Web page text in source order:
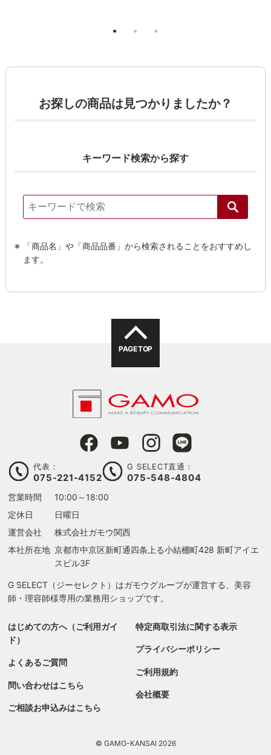
お探しの商品は見つかりましたか？
キーワード検索から探す
「商品名」や「商品品番」から検索されることをおすすめし
ます。
PAGE TOP
代表：
075-221-4152
G SELECT直通：
075-548-4804
営業時間
10:00～18:00
定休日
日曜日
運営会社
株式会社ガモウ関西
本社所在地 京都市中京区新町通四条上る小結棚町428 新町アイエ
スビル3F
G SELECT（ジーセレクト）はガモウグループが運営する、美容
師・理容師様専用の業務用ショップです。
はじめての方へ（ご利用ガイ
ド）
よくあるご質問
問い合わせはこちら
ご相談お申込みはこちら
特定商取引法に関する表示
プライバシーポリシー
ご利用規約
会社概要
© GAMO-KANSAI 2026